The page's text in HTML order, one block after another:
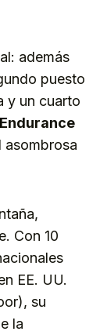
además
puesto
y un cuarto
asombrosa
Con 10
EE. UU.
su
la